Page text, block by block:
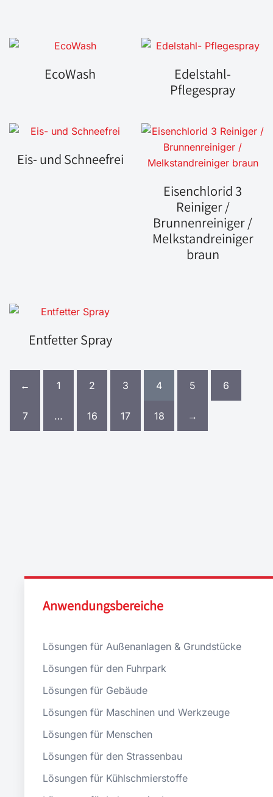
EcoWash
Edelstahl-
Pflegespray
Eis- und Schneefrei
Eisenchlorid 3
Reiniger /
Brunnenreiniger /
Melkstandreiniger
braun
Entfetter Spray
← 1 2 3 4 5 6
7 … 16 17 18 →
Anwendungsbereiche
Lösungen für Außenanlagen & Grundstücke
Lösungen für den Fuhrpark
Lösungen für Gebäude
Lösungen für Maschinen und Werkzeuge
Lösungen für Menschen
Lösungen für den Strassenbau
Lösungen für Kühlschmierstoffe